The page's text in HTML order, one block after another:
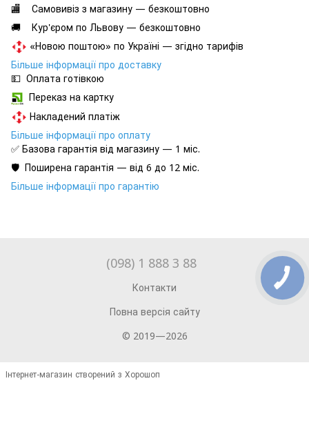
🏬 Самовивіз з магазину — безкоштовно
🚚 Кур'єром по Львову — безкоштовно
«Новою поштою» по Україні — згідно тарифів
Більше інформації про доставку
💵 Оплата готівкою
Переказ на картку
Накладений платіж
Більше інформації про оплату
✅ Базова гарантія від магазину — 1 міс.
🛡️ Поширена гарантія — від 6 до 12 міс.
Більше інформації про гарантію
(098) 1 888 3 88
Контакти
Повна версія сайту
© 2019—2026
Інтернет-магазин створений з Хорошоп